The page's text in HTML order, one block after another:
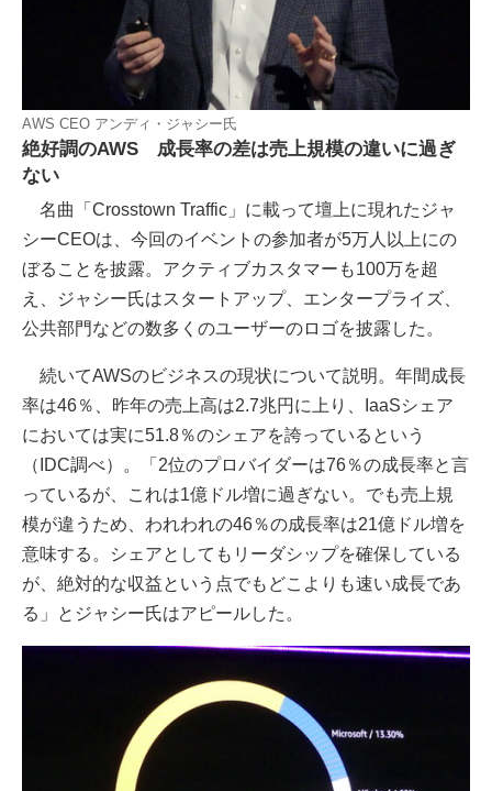
AWS CEO アンディ・ジャシー氏
絶好調のAWS 成長率の差は売上規模の違いに過ぎ
ない
名曲「Crosstown Traffic」に載って壇上に現れたジャ
シーCEOは、今回のイベントの参加者が5万人以上にの
ぼることを披露。アクティブカスタマーも100万を超
え、ジャシー氏はスタートアップ、エンタープライズ、
公共部門などの数多くのユーザーのロゴを披露した。
続いてAWSのビジネスの現状について説明。年間成長
率は46％、昨年の売上高は2.7兆円に上り、IaaSシェア
においては実に51.8％のシェアを誇っているという
（IDC調べ）。「2位のプロバイダーは76％の成長率と言
っているが、これは1億ドル増に過ぎない。でも売上規
模が違うため、われわれの46％の成長率は21億ドル増を
意味する。シェアとしてもリーダシップを確保している
が、絶対的な収益という点でもどこよりも速い成長であ
る」とジャシー氏はアピールした。